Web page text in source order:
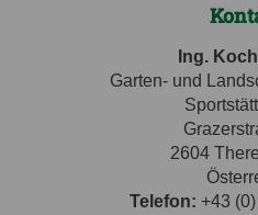
Ing.
Garten- und
2604
Telefon: +43